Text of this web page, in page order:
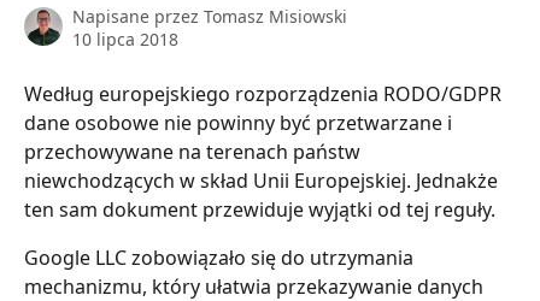
Napisane przez Tomasz Misiowski
10 lipca 2018
Według europejskiego rozporządzenia RODO/GDPR
dane osobowe nie powinny być przetwarzane i
przechowywane na terenach państw
niewchodzących w skład Unii Europejskiej. Jednakże
ten sam dokument przewiduje wyjątki od tej reguły.
Google LLC zobowiązało się do utrzymania
mechanizmu, który ułatwia przekazywanie danych